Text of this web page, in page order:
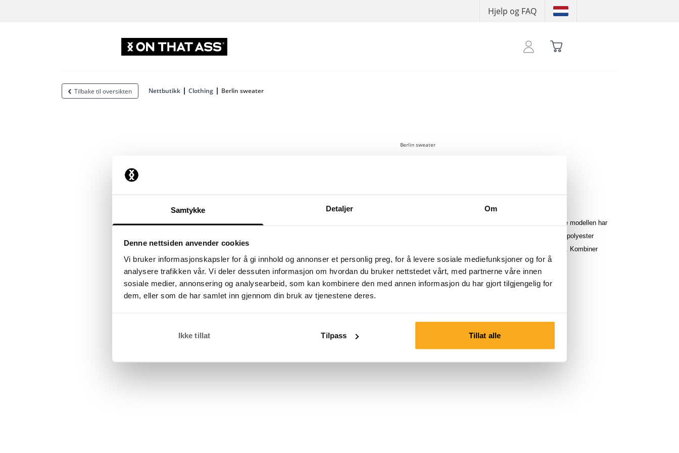
Samtykke Detaljer Om
Denne nettsiden anvender cookies
Vi bruker informasjonskapsler for å gi innhold og annonser et personlig preg, for å levere sosiale mediefunksjoner og for å
analysere trafikken vår. Vi deler dessuten informasjon om hvordan du bruker nettstedet vårt, med partnerne våre innen
sosiale medier, annonsering og analysearbeid, som kan kombinere den med annen informasjon du har gjort tilgjengelig for
dem, eller som de har samlet inn gjennom din bruk av tjenestene deres.
Ikke tillat Tilpass Tillat alle
Hjelp og FAQ
Tilbake til oversikten Nettbutikk Clothing Berlin sweater
Berlin sweater
Genser med ON THAT ASS-logo på venstre bryst. Denne modellen har
en normal passform og er laget av 60 % bomull og 40 % polyester
(frottébakside, 300 g/m²) for en myk og behagelig følelse. Kombiner
med Apollo-joggebuksen for en perfekt match.